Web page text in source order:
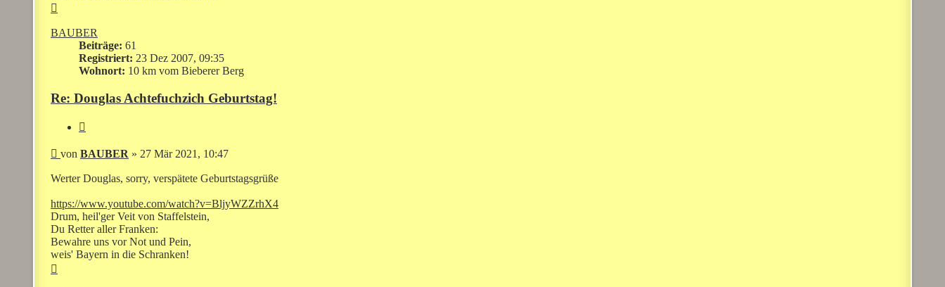
BAUBER
Beiträge: 61
Registriert: 23 Dez 2007, 09:35
Wohnort: 10 km vom Bieberer Berg
Re: Douglas Achtefuchzich Geburtstag!
Beitrag
von BAUBER » 27 Mär 2021, 10:47
Werter Douglas, sorry, verspätete Geburtstagsgrüße
https://www.youtube.com/watch?v=BljyWZZrhX4
Drum, heil'ger Veit von Staffelstein,
Du Retter aller Franken:
Bewahre uns vor Not und Pein,
weis' Bayern in die Schranken!